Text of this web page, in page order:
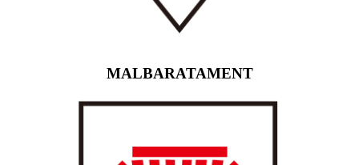
MALBARATAMENT